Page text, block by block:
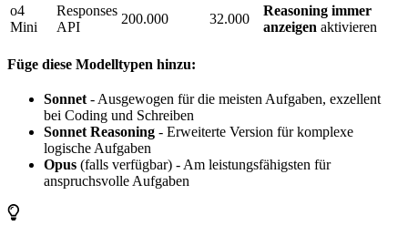
o4
Mini
Responses
API
200.000 32.000
Reasoning immer
anzeigen aktivieren
Füge diese Modelltypen hinzu:
Sonnet - Ausgewogen für die meisten Aufgaben, exzellent
bei Coding und Schreiben
Sonnet Reasoning - Erweiterte Version für komplexe
logische Aufgaben
Opus (falls verfügbar) - Am leistungsfähigsten für
anspruchsvolle Aufgaben